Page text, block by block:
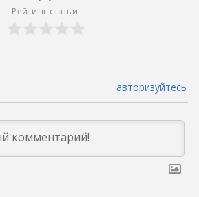
Рейтинг статьи
авторизуйтесь